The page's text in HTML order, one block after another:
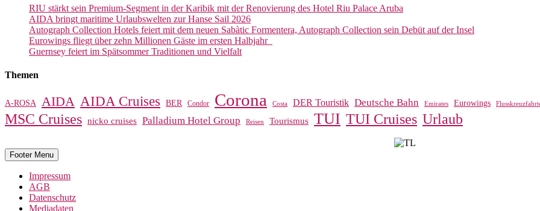
RIU stärkt sein Premium-Segment in der Karibik mit der Renovierung des Hotel Riu Palace Aruba
AIDA bringt maritime Urlaubswelten zur Hanse Sail 2026
Autograph Collection Hotels feiert mit dem neuen Sabàtic Formentera, Autograph Collection sein Debüt auf der Insel
Eurowings fliegt über zehn Millionen Gäste im ersten Halbjahr
Guernsey feiert im Spätsommer Traditionen und Vielfalt
Themen
A-ROSA AIDA AIDA Cruises BER Condor Corona Costa DER Touristik Deutsche Bahn Emirates Eurowings
MSC Cruises nicko cruises Palladium Hotel Group Reisen Tourismus TUI TUI Cruises Urlaub
Footer Menu
Impressum
AGB
Datenschutz
Mediadaten